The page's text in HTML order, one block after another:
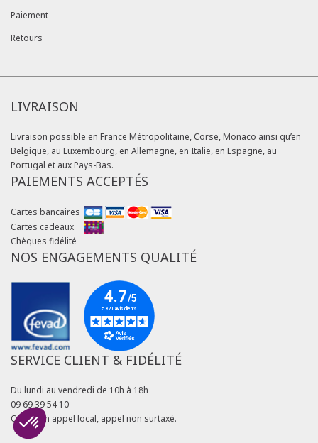
Paiement
Retours
LIVRAISON
Livraison possible en France Métropolitaine, Corse, Monaco ainsi qu’en
Belgique, au Luxembourg, en Allemagne, en Italie, en Espagne, au
Portugal et aux Pays-Bas.
PAIEMENTS ACCEPTÉS
Cartes bancaires
Cartes cadeaux
Chèques fidélité
NOS ENGAGEMENTS QUALITÉ
SERVICE CLIENT & FIDÉLITÉ
Du lundi au vendredi de 10h à 18h
09 69 39 54 10
Coût d'un appel local, appel non surtaxé.